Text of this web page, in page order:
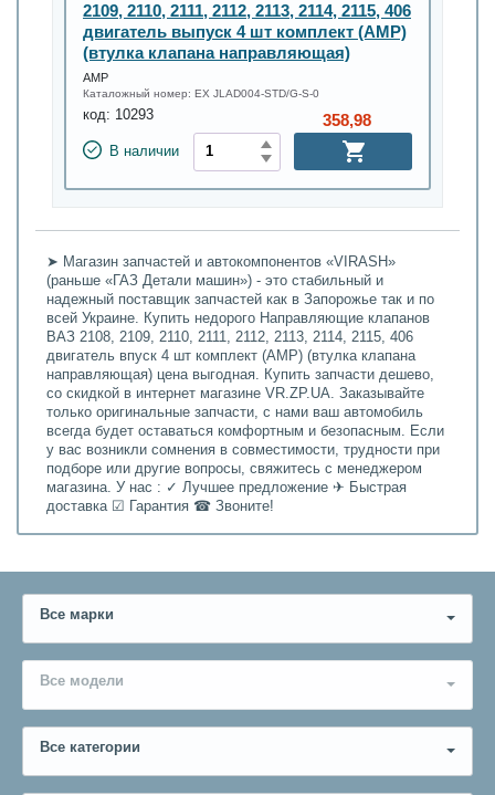
2109, 2110, 2111, 2112, 2113, 2114, 2115, 406
двигатель выпуск 4 шт комплект (АМР)
(втулка клапана направляющая)
AMP
Каталожный номер: EX JLAD004-STD/G-S-0
код: 10293
В наличии
358,98
➤ Магазин запчастей и автокомпонентов «VIRASH»
(раньше «ГАЗ Детали машин») - это стабильный и
надежный поставщик запчастей как в Запорожье так и по
всей Украине. Купить недорого Направляющие клапанов
ВАЗ 2108, 2109, 2110, 2111, 2112, 2113, 2114, 2115, 406
двигатель впуск 4 шт комплект (АМР) (втулка клапана
направляющая) цена выгодная. Купить запчасти дешево,
со скидкой в интернет магазине VR.ZP.UA. Заказывайте
только оригинальные запчасти, с нами ваш автомобиль
всегда будет оставаться комфортным и безопасным. Если
у вас возникли сомнения в совместимости, трудности при
подборе или другие вопросы, свяжитесь с менеджером
магазина. У нас : ✓ Лучшее предложение ✈ Быстрая
доставка ☑ Гарантия ☎ Звоните!
Все марки
Все модели
Все категории